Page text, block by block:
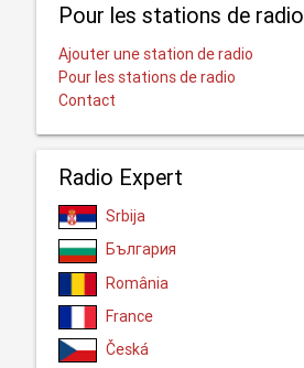
Pour les stations de radio
Ajouter une station de radio
Pour les stations de radio
Contact
Radio Expert
Srbija
България
România
France
Česká